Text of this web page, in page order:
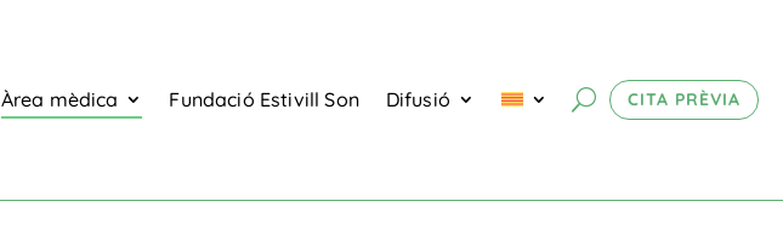
Àrea mèdica Fundació Estivill Son Difusió CITA PRÈVIA